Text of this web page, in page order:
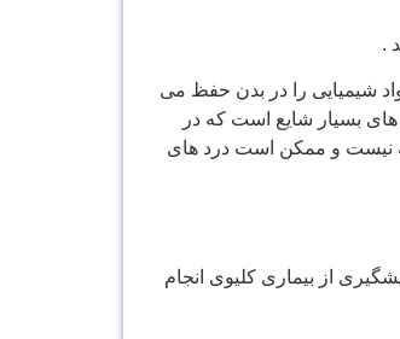
.
شیمیایی را در بدن حفظ می
های بسیار شایع است که در
نیست و ممکن است درد های
از بیماری کلیوی انجام